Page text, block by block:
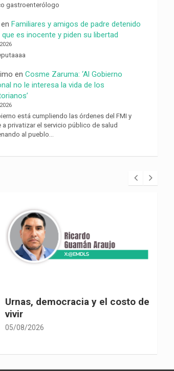
gastroenterólogo
enFamiliares y amigos de padre detenido
que es inocente y piden su libertad
enCosme Zaruma: ‘Al Gobierno
no le interesa la vida de los
está cumpliendo las órdenes del FMI y
a privatizar el servicio público de salud
al pueblo…
El país de las explicaciones
convenientes
05/08/2026